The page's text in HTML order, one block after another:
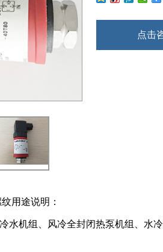
点击
用途说明：
水机组、风冷全封闭热泵机组、水